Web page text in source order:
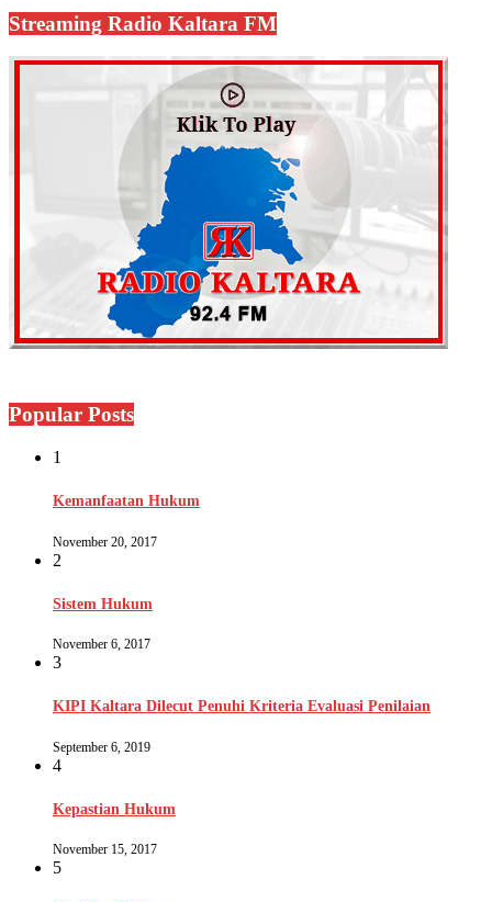
Streaming Radio Kaltara FM
Popular Posts
1
Kemanfaatan Hukum
November 20, 2017
2
Sistem Hukum
November 6, 2017
3
KIPI Kaltara Dilecut Penuhi Kriteria Evaluasi Penilaian
September 6, 2019
4
Kepastian Hukum
November 15, 2017
5